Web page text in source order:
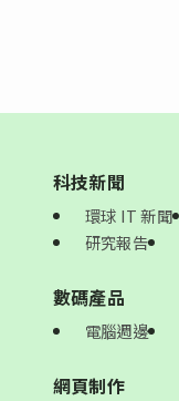
科技新聞
環球 IT 新聞
研究報告
數碼產品
電腦週邊
網頁制作